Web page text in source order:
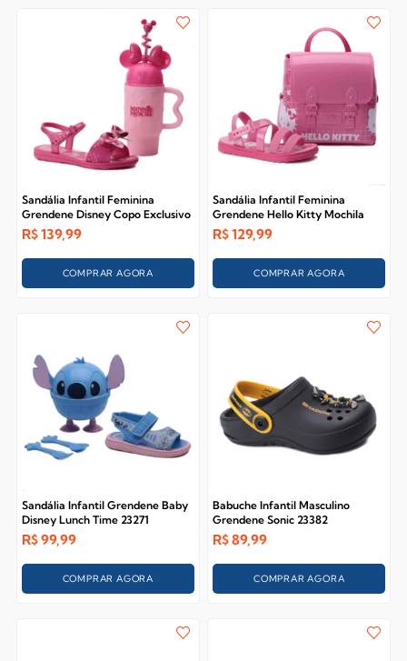
Sandália Infantil Feminina
Grendene Disney Copo Exclusivo
23267
R$139,99
COMPRAR AGORA
Sandália Infantil Feminina
Grendene Hello Kitty Mochila
23431
R$129,99
COMPRAR AGORA
Sandália Infantil Grendene Baby
Disney Lunch Time 23271
R$99,99
COMPRAR AGORA
Babuche Infantil Masculino
Grendene Sonic 23382
R$89,99
COMPRAR AGORA